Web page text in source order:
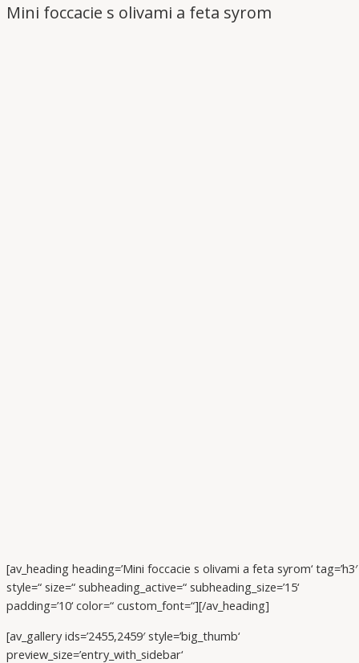
Mini foccacie s olivami a feta syrom
[av_heading heading=’Mini foccacie s olivami a feta syrom‘ tag=’h3′
style=“ size=“ subheading_active=“ subheading_size=’15‘
padding=’10‘ color=“ custom_font=“][/av_heading]
[av_gallery ids=’2455,2459′ style=’big_thumb‘
preview_size=’entry_with_sidebar‘